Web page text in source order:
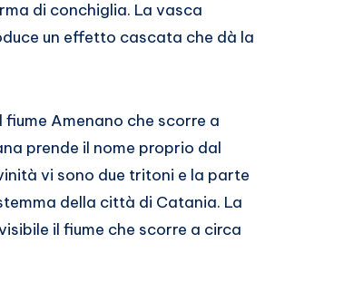
di conchiglia. La vasca
un effetto cascata che dà la
Amenano che scorre a
prende il nome proprio dal
vi sono due tritoni e la parte
della città di Catania. La
il fiume che scorre a circa